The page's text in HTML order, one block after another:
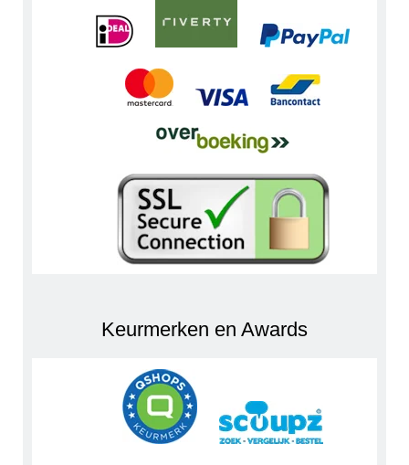
Keurmerken en Awards